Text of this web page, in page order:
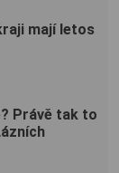
mají letos
Právě tak to